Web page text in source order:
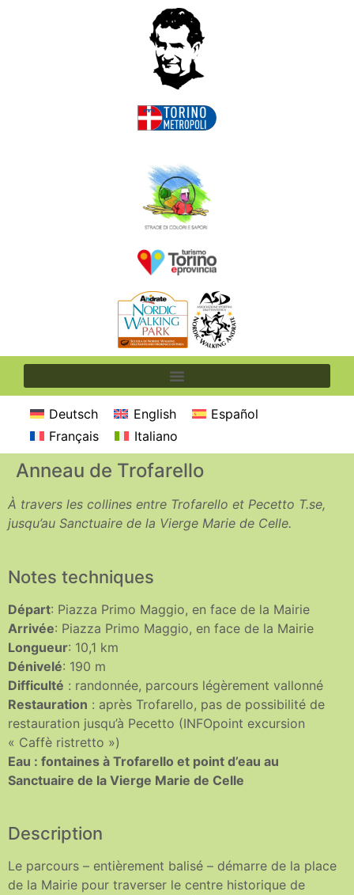
Deutsch English
Español
Français
Italiano
Anneau de Trofarello
À travers les collines entre Trofarello et Pecetto T.se,
jusqu’au Sanctuaire de la Vierge Marie de Celle.
Notes techniques
Départ: Piazza Primo Maggio, en face de la Mairie
Arrivée: Piazza Primo Maggio, en face de la Mairie
Longueur: 10,1 km
Dénivelé: 190 m
Difficulté : randonnée, parcours légèrement vallonné
Restauration : après Trofarello, pas de possibilité de
restauration jusqu’à Pecetto (INFOpoint excursion
« Caffè ristretto »)
Eau : fontaines à Trofarello et point d’eau au
Sanctuaire de la Vierge Marie de Celle
Description
Le parcours – entièrement balisé – démarre de la place
de la Mairie pour traverser le centre historique de